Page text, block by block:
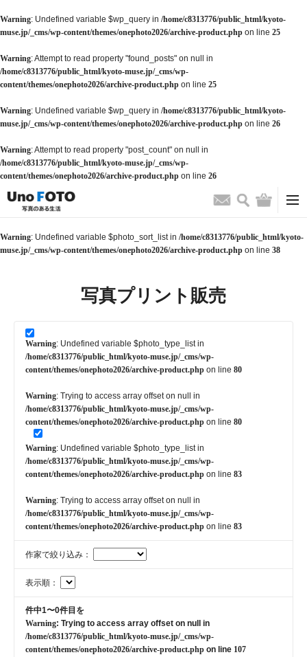
Warning: Undefined variable $wp_query in /home/c8313776/public_html/kyoto-
muse.jp/_cms/wp-content/themes/onephoto2026/archive-product.php on line 25
Warning: Attempt to read property "found_posts" on null in
/home/c8313776/public_html/kyoto-muse.jp/_cms/wp-
content/themes/onephoto2026/archive-product.php on line 25
Warning: Undefined variable $wp_query in /home/c8313776/public_html/kyoto-
muse.jp/_cms/wp-content/themes/onephoto2026/archive-product.php on line 26
Warning: Attempt to read property "post_count" on null in
/home/c8313776/public_html/kyoto-muse.jp/_cms/wp-
content/themes/onephoto2026/archive-product.php on line 26
お問い合わせ
検索 バッグ
Warning: Undefined variable $photo_sort_list in /home/c8313776/public_html/kyoto-
muse.jp/_cms/wp-content/themes/onephoto2026/archive-product.php on line 38
写真プリント販売
Warning: Undefined variable $photo_type_list in
/home/c8313776/public_html/kyoto-muse.jp/_cms/wp-
content/themes/onephoto2026/archive-product.php on line 80
Warning: Trying to access array offset on null in
/home/c8313776/public_html/kyoto-muse.jp/_cms/wp-
content/themes/onephoto2026/archive-product.php on line 80
Warning: Undefined variable $photo_type_list in
/home/c8313776/public_html/kyoto-muse.jp/_cms/wp-
content/themes/onephoto2026/archive-product.php on line 83
Warning: Trying to access array offset on null in
/home/c8313776/public_html/kyoto-muse.jp/_cms/wp-
content/themes/onephoto2026/archive-product.php on line 83
作家で絞り込み：
表示順：
件中1〜0件目を
Warning: Trying to access array offset on null in
/home/c8313776/public_html/kyoto-muse.jp/_cms/wp-
content/themes/onephoto2026/archive-product.php on line 107